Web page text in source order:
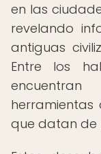
en las
revelando
antiguas
Entre los
que datan de